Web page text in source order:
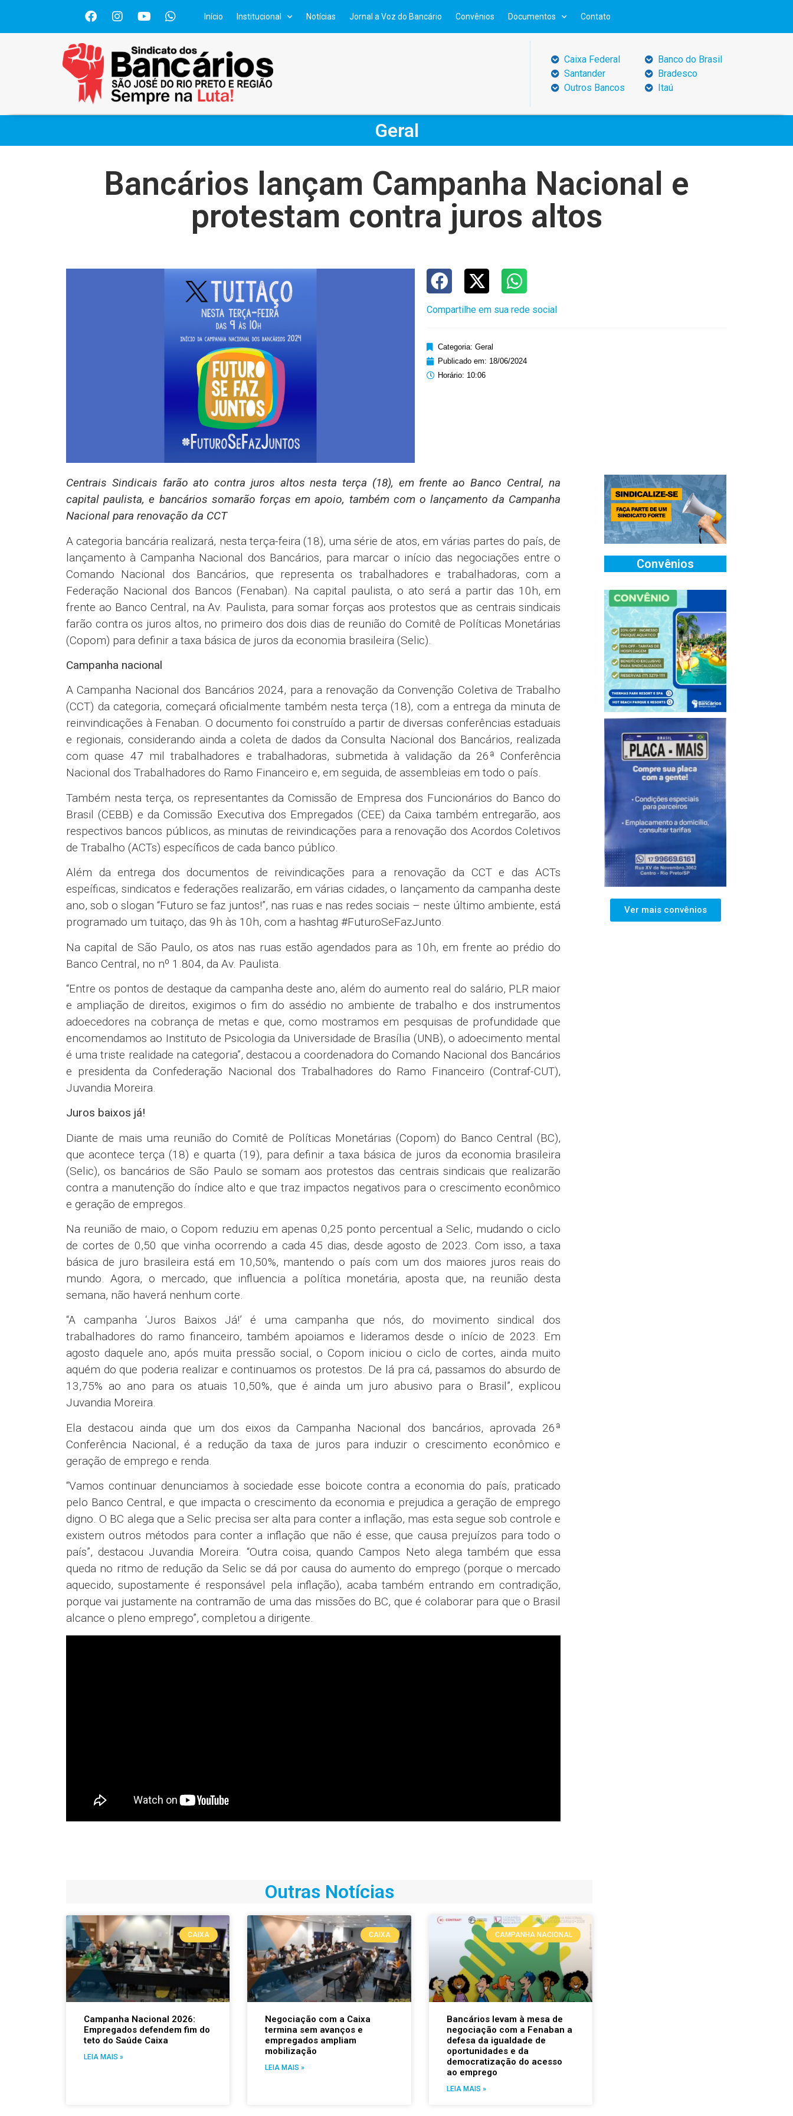
Início Institucional Notícias Jornal a Voz do Bancário Convênios Documentos Contato
Caixa Federal
Santander
Outros Bancos
Banco do Brasil
Bradesco
Itaú
Geral
Bancários lançam Campanha Nacional e
protestam contra juros altos
Compartilhe em sua rede social
Categoria: Geral
Publicado em: 18/06/2024
Horário: 10:06
Centrais Sindicais farão ato contra juros altos nesta terça (18), em frente ao Banco Central, na
capital paulista, e bancários somarão forças em apoio, também com o lançamento da Campanha
Nacional para renovação da CCT
A categoria bancária realizará, nesta terça-feira (18), uma série de atos, em várias partes do país, de
lançamento à Campanha Nacional dos Bancários, para marcar o início das negociações entre o
Comando Nacional dos Bancários, que representa os trabalhadores e trabalhadoras, com a
Federação Nacional dos Bancos (Fenaban). Na capital paulista, o ato será a partir das 10h, em
frente ao Banco Central, na Av. Paulista, para somar forças aos protestos que as centrais sindicais
farão contra os juros altos, no primeiro dos dois dias de reunião do Comitê de Políticas Monetárias
(Copom) para definir a taxa básica de juros da economia brasileira (Selic).
Campanha nacional
A Campanha Nacional dos Bancários 2024, para a renovação da Convenção Coletiva de Trabalho
(CCT) da categoria, começará oficialmente também nesta terça (18), com a entrega da minuta de
reinvindicações à Fenaban. O documento foi construído a partir de diversas conferências estaduais
e regionais, considerando ainda a coleta de dados da Consulta Nacional dos Bancários, realizada
com quase 47 mil trabalhadores e trabalhadoras, submetida à validação da 26ª Conferência
Nacional dos Trabalhadores do Ramo Financeiro e, em seguida, de assembleias em todo o país.
Também nesta terça, os representantes da Comissão de Empresa dos Funcionários do Banco do
Brasil (CEBB) e da Comissão Executiva dos Empregados (CEE) da Caixa também entregarão, aos
respectivos bancos públicos, as minutas de reivindicações para a renovação dos Acordos Coletivos
de Trabalho (ACTs) específicos de cada banco público.
Além da entrega dos documentos de reivindicações para a renovação da CCT e das ACTs
espeíficas, sindicatos e federações realizarão, em várias cidades, o lançamento da campanha deste
ano, sob o slogan “Futuro se faz juntos!”, nas ruas e nas redes sociais – neste último ambiente, está
programado um tuitaço, das 9h às 10h, com a hashtag #FuturoSeFazJunto.
Na capital de São Paulo, os atos nas ruas estão agendados para as 10h, em frente ao prédio do
Banco Central, no nº 1.804, da Av. Paulista.
“Entre os pontos de destaque da campanha deste ano, além do aumento real do salário, PLR maior
e ampliação de direitos, exigimos o fim do assédio no ambiente de trabalho e dos instrumentos
adoecedores na cobrança de metas e que, como mostramos em pesquisas de profundidade que
encomendamos ao Instituto de Psicologia da Universidade de Brasília (UNB), o adoecimento mental
é uma triste realidade na categoria”, destacou a coordenadora do Comando Nacional dos Bancários
e presidenta da Confederação Nacional dos Trabalhadores do Ramo Financeiro (Contraf-CUT),
Juvandia Moreira.
Juros baixos já!
Diante de mais uma reunião do Comitê de Políticas Monetárias (Copom) do Banco Central (BC),
que acontece terça (18) e quarta (19), para definir a taxa básica de juros da economia brasileira
(Selic), os bancários de São Paulo se somam aos protestos das centrais sindicais que realizarão
contra a manutenção do índice alto e que traz impactos negativos para o crescimento econômico
e geração de empregos.
Na reunião de maio, o Copom reduziu em apenas 0,25 ponto percentual a Selic, mudando o ciclo
de cortes de 0,50 que vinha ocorrendo a cada 45 dias, desde agosto de 2023. Com isso, a taxa
básica de juro brasileira está em 10,50%, mantendo o país com um dos maiores juros reais do
mundo. Agora, o mercado, que influencia a política monetária, aposta que, na reunião desta
semana, não haverá nenhum corte.
“A campanha ‘Juros Baixos Já!’ é uma campanha que nós, do movimento sindical dos
trabalhadores do ramo financeiro, também apoiamos e lideramos desde o início de 2023. Em
agosto daquele ano, após muita pressão social, o Copom iniciou o ciclo de cortes, ainda muito
aquém do que poderia realizar e continuamos os protestos. De lá pra cá, passamos do absurdo de
13,75% ao ano para os atuais 10,50%, que é ainda um juro abusivo para o Brasil”, explicou
Juvandia Moreira.
Ela destacou ainda que um dos eixos da Campanha Nacional dos bancários, aprovada 26ª
Conferência Nacional, é a redução da taxa de juros para induzir o crescimento econômico e
geração de emprego e renda.
“Vamos continuar denunciamos à sociedade esse boicote contra a economia do país, praticado
pelo Banco Central, e que impacta o crescimento da economia e prejudica a geração de emprego
digno. O BC alega que a Selic precisa ser alta para conter a inflação, mas esta segue sob controle e
existem outros métodos para conter a inflação que não é esse, que causa prejuízos para todo o
país”, destacou Juvandia Moreira. “Outra coisa, quando Campos Neto alega também que essa
queda no ritmo de redução da Selic se dá por causa do aumento do emprego (porque o mercado
aquecido, supostamente é responsável pela inflação), acaba também entrando em contradição,
porque vai justamente na contramão de uma das missões do BC, que é colaborar para que o Brasil
alcance o pleno emprego”, completou a dirigente.
Outras Notícias
CAIXA
Campanha Nacional 2026:
Empregados defendem fim do
teto do Saúde Caixa
LEIA MAIS »
CAIXA
Negociação com a Caixa
termina sem avanços e
empregados ampliam
mobilização
LEIA MAIS »
CAMPANHA NACIONAL
Bancários levam à mesa de
negociação com a Fenaban a
defesa da igualdade de
oportunidades e da
democratização do acesso
ao emprego
LEIA MAIS »
Convênios
Ver mais convênios